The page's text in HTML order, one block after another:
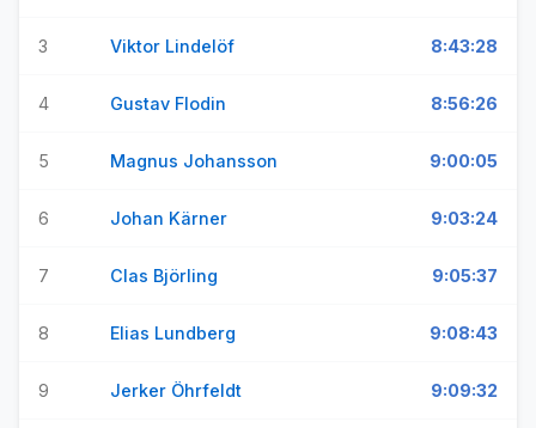
3 Viktor Lindelöf 8:43:28
4 Gustav Flodin 8:56:26
5 Magnus Johansson 9:00:05
6 Johan Kärner 9:03:24
7 Clas Björling 9:05:37
8 Elias Lundberg 9:08:43
9 Jerker Öhrfeldt 9:09:32